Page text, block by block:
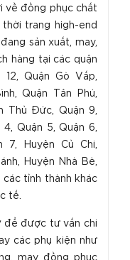
về đồng phục chất
trang high-end
sản xuất, may,
hàng tại các quận
12, Quận Gò Vấp,
Quận Tân Phú,
Thủ Đức, Quận 9,
4, Quận 5, Quận 6,
7, Huyện Củ Chi,
Huyện Nhà Bè,
các tỉnh thành khác
tế.
để được tư vấn chi
các phụ kiện như
may đồng phục